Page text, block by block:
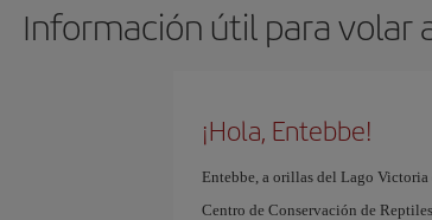
Información útil para volar
¡Hola, Entebbe!
Entebbe, a orillas del Lago Victoria
Centro de Conservación de